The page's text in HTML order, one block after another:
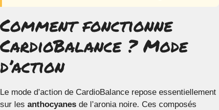
Comment fonctionne
CardioBalance ? Mode
d’action
Le mode d’action de CardioBalance repose essentiellement
sur les anthocyanes de l’aronia noire. Ces composés